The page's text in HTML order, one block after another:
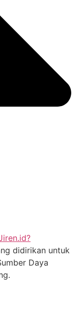
didirikan untuk
Daya